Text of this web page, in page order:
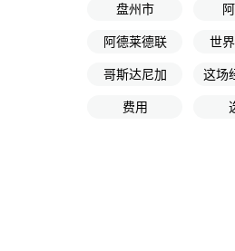
盘州市
阿德莱德联 世
哥斯达尼加 这场
费用